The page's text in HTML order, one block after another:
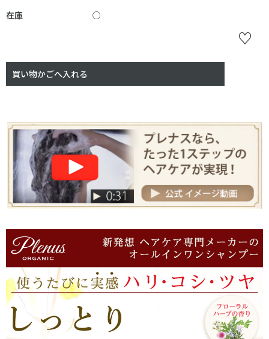
在庫
○